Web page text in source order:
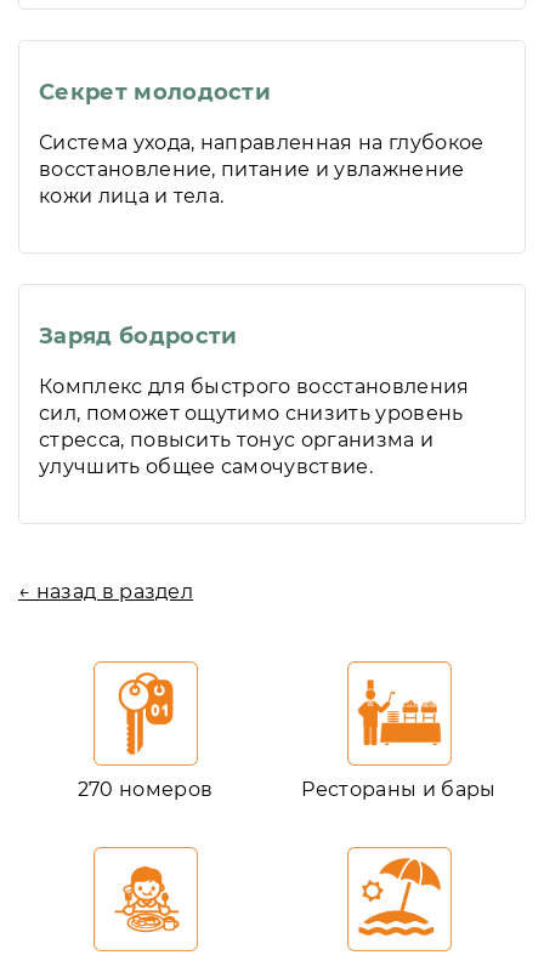
Секрет молодости
Система ухода, направленная на глубокое
восстановление, питание и увлажнение
кожи лица и тела.
Заряд бодрости
Комплекс для быстрого восстановления
сил, поможет ощутимо снизить уровень
стресса, повысить тонус организма и
улучшить общее самочувствие.
← назад в раздел
270 номеров Рестораны и бары